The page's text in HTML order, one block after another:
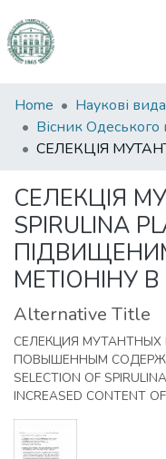
Communities
&
Collections
Statistics
Home
СЕЛЕКЦІЯ
SPIRULINA
МЕТІОНІНУ В
Alternative Title
СЕЛЕКЦИЯ МУТАНТНЫХ
ПОВЫШЕННЫМ
SELECTION OF
INCREASED CONTENT